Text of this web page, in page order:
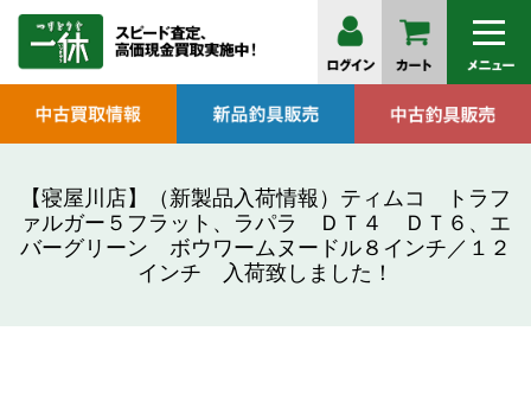
【寝屋川店】（新製品入荷情報）ティムコ トラフ
ァルガー５フラット、ラパラ ＤＴ４ ＤＴ６、エ
バーグリーン ボウワームヌードル８インチ／１２
インチ 入荷致しました！